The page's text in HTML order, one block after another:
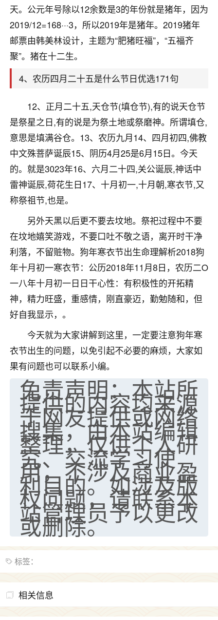
天。公元年号除以12余数是3的年份就是猪年，因为
2019/12=168···3，所以2019年是猪年。2019猪年
邮票由韩美林设计，主题为“肥猪旺福”，“五福齐
聚”。猪在十二生。
4、农历四月二十五是什么节日优选171句
12、正月二十五,天仓节(填仓节),有的说天仓节
是祭星之日,有的说是为祭土地或祭磨神。所谓填仓,
意思是填满谷仓。13、农历九月14、四月初四,佛教
中文殊菩萨诞辰15、阴历4月25是6月15日。今天
的。就是3023年16、六月二十四,关公诞辰,神话中
雷神诞辰,荷花生日17、十月初一,十月朝,寒衣节,又
称祭祖节,也是。
另外天黑以后更不要去坟地。祭祀过程中不要
在坟地嬉笑游戏，不要口吐不敬之语，离开时干净
利落，不留赃物。狗年寒衣节出生命理解析2018狗
年十月初一寒衣节：公历2018年11月8日，农历二O
一八年十月初一日日干心性：有积极性的开拓精
神，精力旺盛，重感情，刚直豪迈，勤勉随和，但
好自我显示，。
今天就为大家讲解到这里，一定要注意狗年寒
衣节出生的问题，以免引起不必要的麻烦，大家如
果有问题也可以联系小编。
免责声明：本站所
提供的内容均来源
于网友提供或网络
搜集，由本站编辑
整理，仅供个人研
究、交流学习使
用，不涉及商业盈
利目的。如涉及版
权问题，请联系本
站管理员予以更改
或删除。
标签：
相关信息
梦醒时分
我女儿高二叛逆，大半年不上学，一说她就要死要活
的，把我们两口子愁的不行，朋友给我推荐的慧来老
师，一开始我是病急乱投医，这半年来，法事一个个
做完，我女儿跟变了个人一样，不期望她能考多好的
康康的我就很知足了！
鹿森：可怜天下父母心啊！
3小时前 来自河北 16
付深
我是公司人事调整，有升迁机会，但同时竞争的我们
三个，找老师的时候是抱着侥幸心理，没想到老师看
着我晋升有望，我半信半疑的按照老师建议，做了化
太岁还有一个发钱粮，本来年前的人事调整，拖到年
后，我以为都没戏了，结果开年一上班，开会提拔升
职第一个就是我，职务无所谓，主要是底薪加了
3000，非常开心，无论如何，感恩感谢！🙏🏻
鹿森：恭喜升职加薪！！，请客吗？�
12小时前 来自北京 32
心心相印
我身体不太好，总是病病殃殃的，去检查又没什么大
问题，反正就是不舒服。中医西医看遍了，找不到问
题，后来无意中看到有人推荐慧来老师，跟老师聊过
之后，心情豁然开朗，也听老师建议，处理了一些因
果问题。今年以来，身体比以前好多，主要是心情好
了，老师说境随心转，现在深有体会了。
鹿森：是的，其实跟老师聊过之后，最大的感
触，首先就是心态会变好，万般皆是命，半点
不由人！
1天前 来自四川 9
金白水清
我也想找老师看看，有没有人给个联系方式的啊？
鹿森：慧来老师微信：gjsy0624
1天前 来自江西 12
青春168
我也想要，我也想要！
2天前 来自山西
Jessica李
老师做不做超度法事？我想给我奶奶做超度，她今年